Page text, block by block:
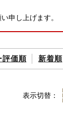
申し上げます。
評価順 新着順
表示切替：